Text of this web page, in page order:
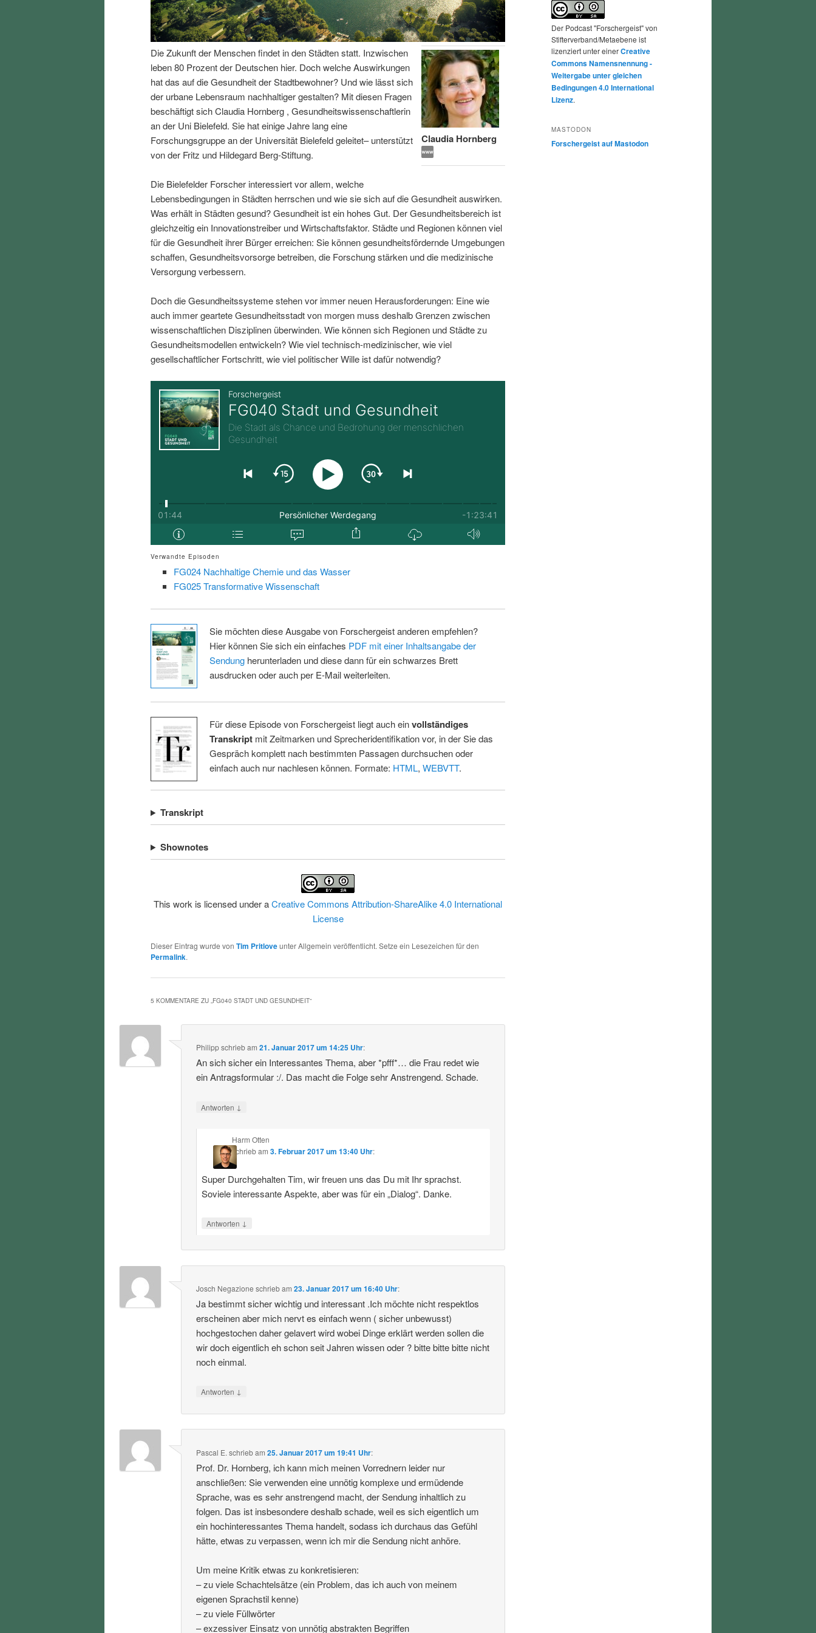
I
l
s
p
r
n
g
n
e
h
l
t
s
r
i
g
e
Claudia Hornberg
Die Zukunft der Menschen findet in den Städten statt. Inzwischen
leben 80 Prozent der Deutschen hier. Doch welche Auswirkungen
hat das auf die Gesundheit der Stadtbewohner? Und wie lässt sich
der urbane Lebensraum nachhaltiger gestalten? Mit diesen Fragen
beschäftigt sich Claudia Hornberg , Gesundheitswissenschaftlerin
an der Uni Bielefeld. Sie hat einige Jahre lang eine
Forschungsgruppe an der Universität Bielefeld geleitet– unterstützt
von der Fritz und Hildegard Berg-Stiftung.
Die Bielefelder Forscher interessiert vor allem, welche
Lebensbedingungen in Städten herrschen und wie sie sich auf die Gesundheit auswirken.
Was erhält in Städten gesund? Gesundheit ist ein hohes Gut. Der Gesundheitsbereich ist
gleichzeitig ein Innovationstreiber und Wirtschaftsfaktor. Städte und Regionen können viel
für die Gesundheit ihrer Bürger erreichen: Sie können gesundheitsfördernde Umgebungen
schaffen, Gesundheitsvorsorge betreiben, die Forschung stärken und die medizinische
Versorgung verbessern.
Doch die Gesundheitssysteme stehen vor immer neuen Herausforderungen: Eine wie
auch immer geartete Gesundheitsstadt von morgen muss deshalb Grenzen zwischen
wissenschaftlichen Disziplinen überwinden. Wie können sich Regionen und Städte zu
Gesundheitsmodellen entwickeln? Wie viel technisch-medizinischer, wie viel
gesellschaftlicher Fortschritt, wie viel politischer Wille ist dafür notwendig?
Verwandte Episoden
FG024 Nachhaltige Chemie und das Wasser
FG025 Transformative Wissenschaft
Sie möchten diese Ausgabe von Forschergeist anderen empfehlen?
Hier können Sie sich ein einfaches PDF mit einer Inhaltsangabe der
Sendungherunterladen und diese dann für ein schwarzes Brett
ausdrucken oder auch per E-Mail weiterleiten.
Für diese Episode von Forschergeist liegt auch einvollständiges
Transkriptmit Zeitmarken und Sprecheridentifikation vor, in der Sie das
Gespräch komplett nach bestimmten Passagen durchsuchen oder
einfach auch nur nachlesen können. Formate: HTML, WEBVTT.
Transkript
Shownotes
This work is licensed under aCreative Commons Attribution-ShareAlike 4.0 International
License
Dieser Eintrag wurde von Tim Pritloveunter Allgemein veröffentlicht. Setze ein Lesezeichen für den
Permalink.
5 KOMMENTARE ZU „FG040 STADT UND GESUNDHEIT“
Philippschriebam21. Januar 2017 um 14:25 Uhr:
An sich sicher ein Interessantes Thema, aber *pfff*… die Frau redet wie
ein Antragsformular :/. Das macht die Folge sehr Anstrengend. Schade.
Antworten ↓
Harm Otten
schriebam 3. Februar 2017 um 13:40 Uhr:
Super Durchgehalten Tim, wir freuen uns das Du mit Ihr sprachst.
Soviele interessante Aspekte, aber was für ein „Dialog“. Danke.
Antworten ↓
Josch Negazione schriebam23. Januar 2017 um 16:40 Uhr:
Ja bestimmt sicher wichtig und interessant .Ich möchte nicht respektlos
erscheinen aber mich nervt es einfach wenn ( sicher unbewusst)
hochgestochen daher gelavert wird wobei Dinge erklärt werden sollen die
wir doch eigentlich eh schon seit Jahren wissen oder ? bitte bitte bitte nicht
noch einmal.
Antworten ↓
Pascal E. schriebam25. Januar 2017 um 19:41 Uhr:
Prof. Dr. Hornberg, ich kann mich meinen Vorrednern leider nur
anschließen: Sie verwenden eine unnötig komplexe und ermüdende
Sprache, was es sehr anstrengend macht, der Sendung inhaltlich zu
folgen. Das ist insbesondere deshalb schade, weil es sich eigentlich um
ein hochinteressantes Thema handelt, sodass ich durchaus das Gefühl
hätte, etwas zu verpassen, wenn ich mir die Sendung nicht anhöre.
Um meine Kritik etwas zu konkretisieren:
– zu viele Schachtelsätze (ein Problem, das ich auch von meinem
eigenen Sprachstil kenne)
– zu viele Füllwörter
– exzessiver Einsatz von unnötig abstrakten Begriffen
Der Podcast "Forschergeist" von
Stifterverband/Metaebene ist
lizenziert unter einerCreative
Commons Namensnennung -
Weitergabe unter gleichen
Bedingungen 4.0 International
Lizenz.
MASTODON
Forschergeist auf Mastodon